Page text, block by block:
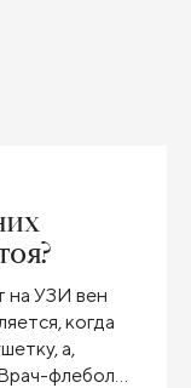
на УЗИ вен
когда
а,
флеболог,